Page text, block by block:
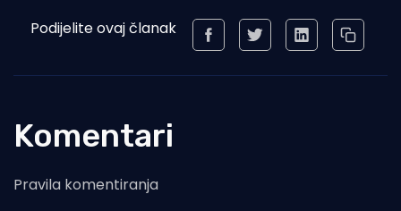
Podijelite ovaj članak
Komentari
Pravila komentiranja